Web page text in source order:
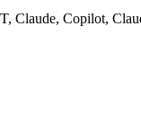
Claude, Copilot,